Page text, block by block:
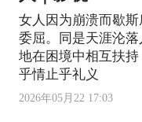
女人因为崩溃而歇
委屈。同是天涯沦
地在困境中相互扶
乎情止乎礼义
2026年05月22 17:03